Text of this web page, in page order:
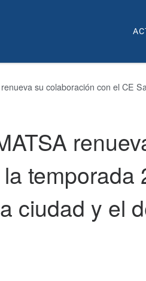
su colaboración con el CE
ciudad y el